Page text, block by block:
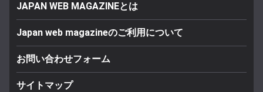
JAPAN WEB MAGAZINEとは
Japan web magazineのご利用について
お問い合わせフォーム
サイトマップ